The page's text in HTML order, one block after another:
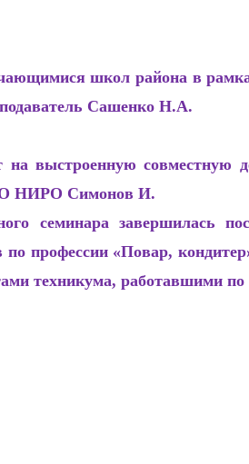
школ района в
Сашенко Н.А.
на выстроенную совместную
НИРО Симонов И.
семинара завершилась
по профессии «Повар,
техникума, работавшими